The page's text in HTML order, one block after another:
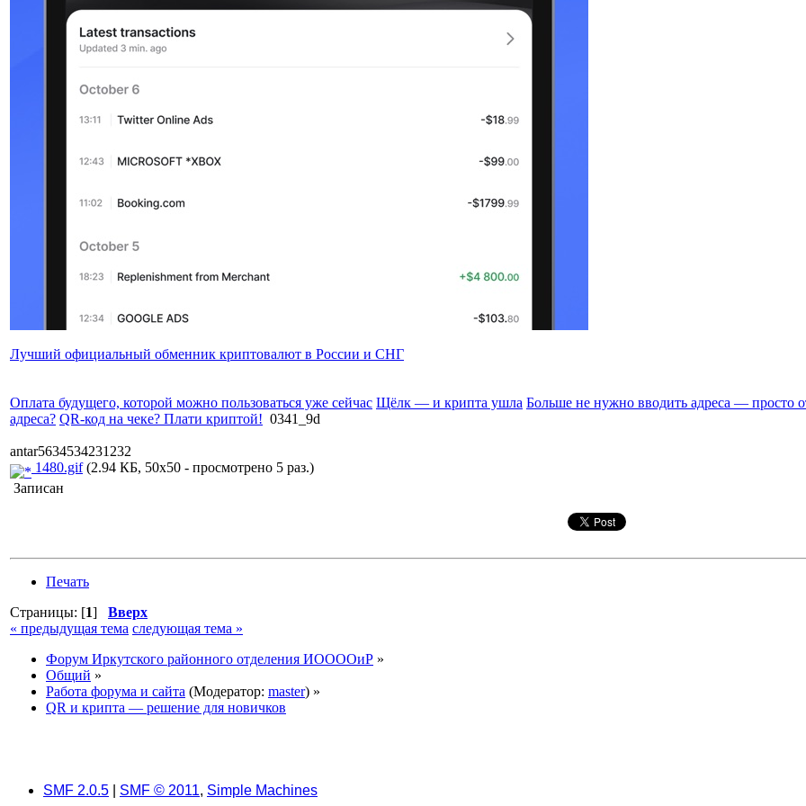
Лучший официальный обменник криптовалют в России и СНГ
Оплата будущего, которой можно пользоваться уже сейчас Щёлк — и крипта ушла Больше не нужно вводить адреса — просто
адреса? QR-код на чеке? Плати криптой! 0341_9d
antar5634534231232
1480.gif(2.94 КБ, 50x50 - просмотрено 5 раз.)
Записан
Печать
Страницы: [1] Вверх
« предыдущая тема следующая тема »
Форум Иркутского районного отделения ИООООиР »
Общий »
Работа форума и сайта (Модератор: master) »
QR и крипта — решение для новичков
SMF 2.0.5 SMF © 2011, Simple Machines